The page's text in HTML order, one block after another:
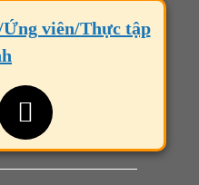
viên/Thực tập